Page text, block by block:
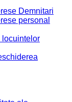
Demnitari
personal
locuintelor